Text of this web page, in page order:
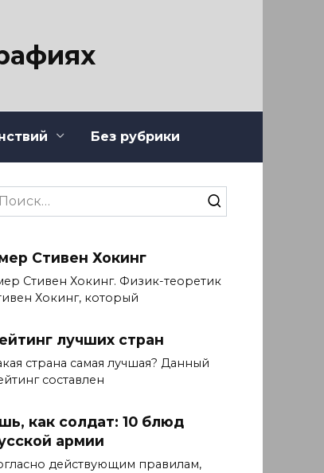
Без рубрики
Стивен Хокинг
Стивен Хокинг. Физик-теоретик
Хокинг, который
лучших стран
страна самая лучшая? Данный
составлен
как солдат: 10 блюд
армии
действующим правилам,